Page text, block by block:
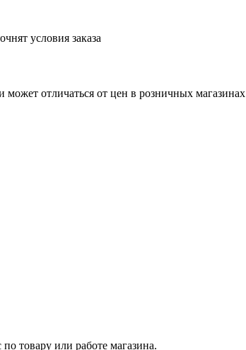
условия заказа
может отличаться от цен в розничных магазинах
товару или работе магазина.